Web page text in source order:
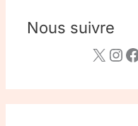
Nous suivre